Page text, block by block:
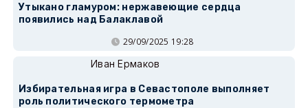
Утыкано гламуром: нержавеющие сердца
появились над Балаклавой
29/09/2025 19:28
Иван Ермаков
Избирательная игра в Севастополе выполняет
роль политического термометра